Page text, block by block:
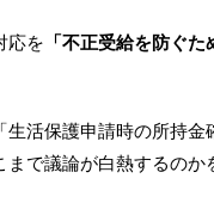
応を 「不正受給を防ぐた
生活保護申請時の所持
で議論が白熱するのか